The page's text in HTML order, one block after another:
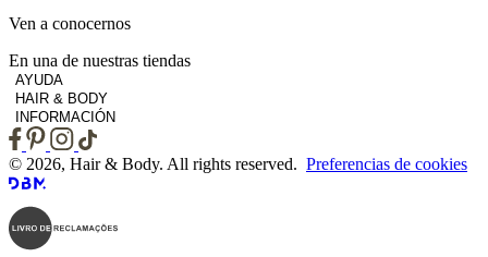
Ven a conocernos
En una de nuestras tiendas
AYUDA
HAIR & BODY
INFORMACIÓN
© 2026, Hair & Body. All rights reserved. Preferencias de cookies